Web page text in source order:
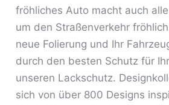
fröhliches Auto macht auch
um den Straßenverkehr
neue Folierung und Ihr
durch den besten Schutz für
unseren Lackschutz.
sich von über 800 Designs